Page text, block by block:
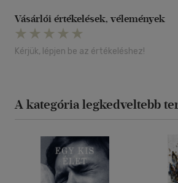
Vásárlói értékelések, vélemények
Kérjük, lépjen be az értékeléshez!
A kategória legkedveltebb